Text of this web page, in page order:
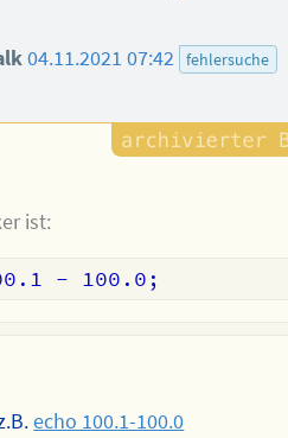
04.11.2021 07:42 fehlersuche
ist:
echo 100.1-100.0